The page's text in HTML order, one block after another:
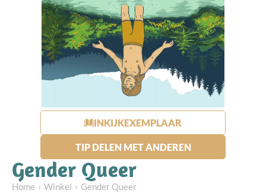
INKIJKEXEMPLAAR
TIP DELEN MET ANDEREN
Gender Queer
Home Winkel Gender Queer